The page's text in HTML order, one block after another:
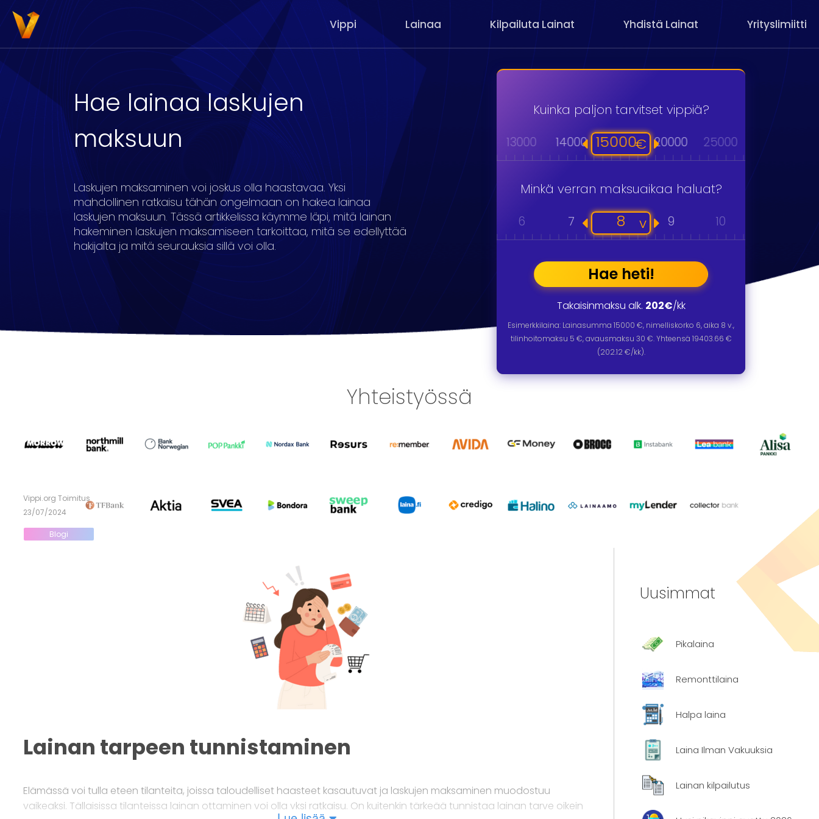
Vippi Lainaa Kilpailuta Lainat Yhdistä Lainat Yrityslimiitti
Hae lainaa laskujen
maksuun
Laskujen maksaminen voi joskus olla haastavaa. Yksi
mahdollinen ratkaisu tähän ongelmaan on hakea lainaa
laskujen maksuun. Tässä artikkelissa käymme läpi, mitä lainan
hakeminen laskujen maksamiseen tarkoittaa, mitä se edellyttää
hakijalta ja mitä seurauksia sillä voi olla.
Kuinka paljon tarvitset vippiä?
€
3000 4000 5000 6000 8000 9000 11000 13000 14000 15000 20000 25000 30000
Minkä verran maksuaikaa haluat?
v
17 18 19 20 1 2 3 6 7 8 9 10
Hae heti!
Takaisinmaksu alk. 202€/kk
Esimerkkilaina: Lainasumma15000 €, nimelliskorko 6, aika 8 v.,
tilinhoitomaksu 5 €, avausmaksu 30 €. Yhteensä 19403.66 €
(202.12 €/kk).
Yhteistyössä
Vippi.org Toimitus
23/07/2024
Blogi
Lainan tarpeen tunnistaminen
Elämässä voi tulla eteen tilanteita, joissa taloudelliset haasteet kasautuvat ja laskujen maksaminen muodostuu
vaikeaksi. Tällaisissa tilanteissa lainan ottaminen voi olla yksi ratkaisu. On kuitenkin tärkeää tunnistaa lainan tarve oikein
Uusimmat
Pikalaina
Remonttilaina
Halpa laina
Laina Ilman Vakuuksia
Lainan kilpailutus